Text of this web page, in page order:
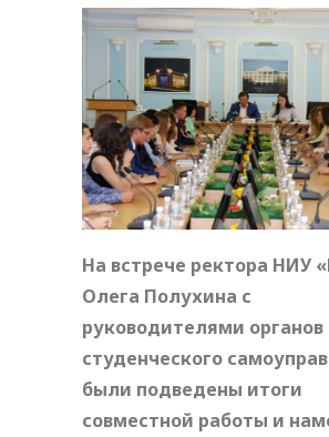
На встрече ректора НИУ
Олега Полухина с
руководителями органов
студенческого
были подведены итоги
совместной работы и